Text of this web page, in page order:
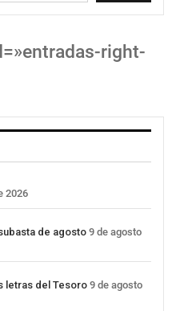
right-
2026
de agosto 9 de agosto
letras del Tesoro 9 de agosto